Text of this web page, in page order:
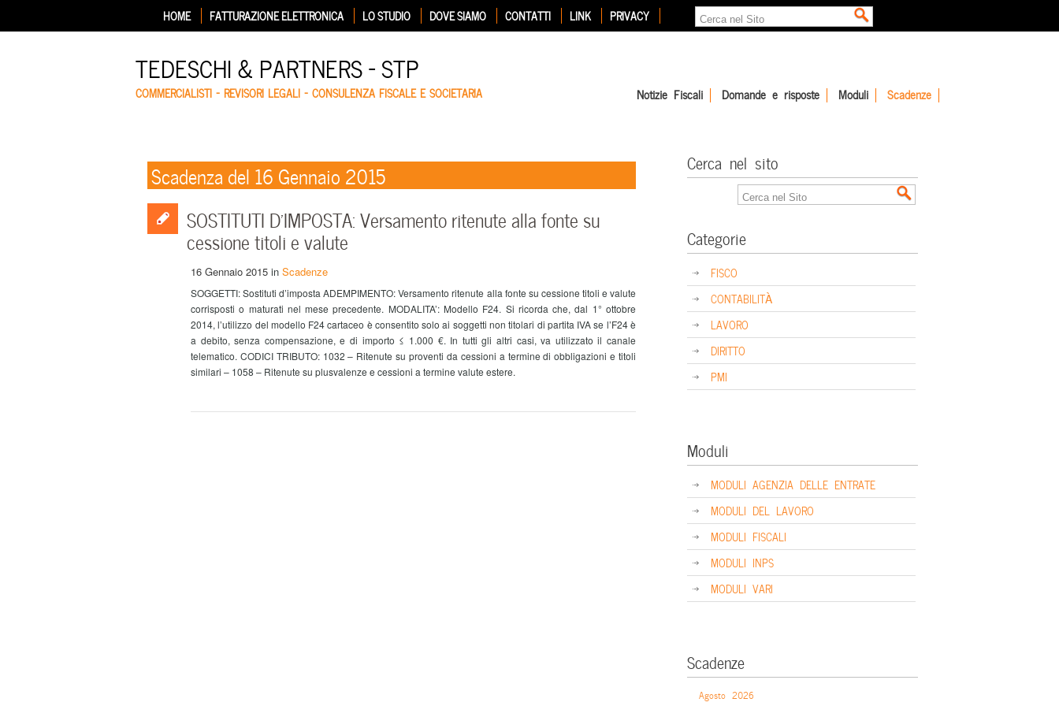
HOME FATTURAZIONE ELETTRONICA LO STUDIO DOVE SIAMO CONTATTI LINK PRIVACY
TEDESCHI & PARTNERS – STP
COMMERCIALISTI – REVISORI LEGALI – CONSULENZA FISCALE E SOCIETARIA Notizie Fiscali Domande e risposte Moduli Scadenze
Scadenza del 16 Gennaio 2015
SOSTITUTI D’IMPOSTA: Versamento ritenute alla fonte su
cessione titoli e valute
16 Gennaio 2015 in Scadenze
SOGGETTI: Sostituti d’imposta ADEMPIMENTO: Versamento ritenute alla fonte su cessione titoli e valute
corrisposti o maturati nel mese precedente. MODALITA’: Modello F24. Si ricorda che, dal 1° ottobre
2014, l’utilizzo del modello F24 cartaceo è consentito solo ai soggetti non titolari di partita IVA se l’F24 è
a debito, senza compensazione, e di importo ≤ 1.000 €. In tutti gli altri casi, va utilizzato il canale
telematico. CODICI TRIBUTO: 1032 – Ritenute su proventi da cessioni a termine di obbligazioni e titoli
similari – 1058 – Ritenute su plusvalenze e cessioni a termine valute estere.
Cerca nel sito
Categorie
FISCO
CONTABILITÀ
LAVORO
DIRITTO
PMI
Moduli
MODULI AGENZIA DELLE ENTRATE
MODULI DEL LAVORO
MODULI FISCALI
MODULI INPS
MODULI VARI
Scadenze
Agosto 2026